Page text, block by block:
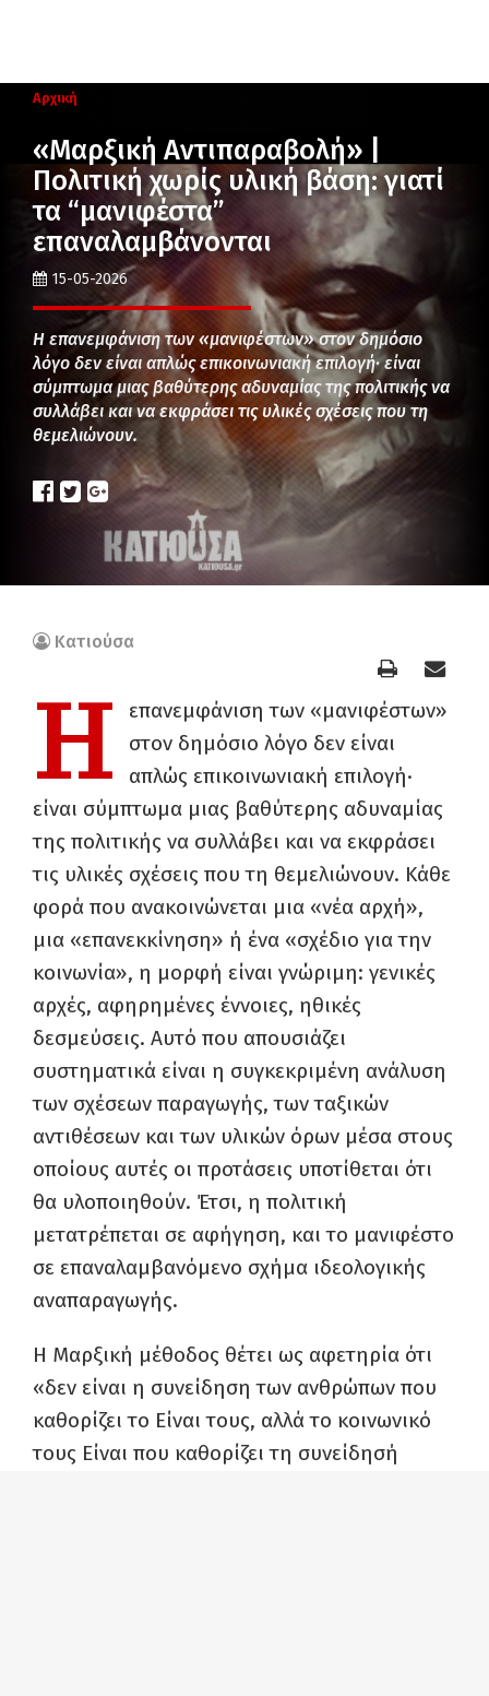
Αρχική
«Μαρξική Αντιπαραβολή» |
Πολιτική χωρίς υλική βάση: γιατί
τα “μανιφέστα”
επαναλαμβάνονται
15-05-2026
Η επανεμφάνιση των «μανιφέστων» στον δημόσιο
λόγο δεν είναι απλώς επικοινωνιακή επιλογή· είναι
σύμπτωμα μιας βαθύτερης αδυναμίας της πολιτικής να
συλλάβει και να εκφράσει τις υλικές σχέσεις που τη
θεμελιώνουν.
Κατιούσα
Η
επανεμφάνιση των «μανιφέστων»
στον δημόσιο λόγο δεν είναι
απλώς επικοινωνιακή επιλογή·
είναι σύμπτωμα μιας βαθύτερης αδυναμίας
της πολιτικής να συλλάβει και να εκφράσει
τις υλικές σχέσεις που τη θεμελιώνουν. Κάθε
φορά που ανακοινώνεται μια «νέα αρχή»,
μια «επανεκκίνηση» ή ένα «σχέδιο για την
κοινωνία», η μορφή είναι γνώριμη: γενικές
αρχές, αφηρημένες έννοιες, ηθικές
δεσμεύσεις. Αυτό που απουσιάζει
συστηματικά είναι η συγκεκριμένη ανάλυση
των σχέσεων παραγωγής, των ταξικών
αντιθέσεων και των υλικών όρων μέσα στους
οποίους αυτές οι προτάσεις υποτίθεται ότι
θα υλοποιηθούν. Έτσι, η πολιτική
μετατρέπεται σε αφήγηση, και το μανιφέστο
σε επαναλαμβανόμενο σχήμα ιδεολογικής
αναπαραγωγής.
Η Μαρξική μέθοδος θέτει ως αφετηρία ότι
«δεν είναι η συνείδηση των ανθρώπων που
καθορίζει το Είναι τους, αλλά το κοινωνικό
τους Είναι που καθορίζει τη συνείδησή